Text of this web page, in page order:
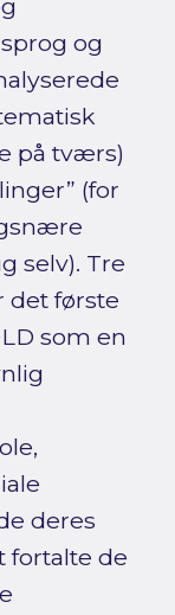
og
på tværs)
(for
selv). Tre
det første
som en
deres
fortalte de